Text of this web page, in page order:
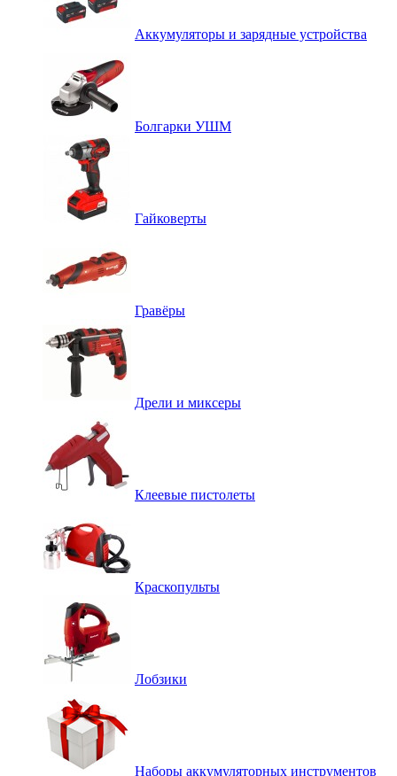
Аккумуляторы и зарядные устройства
Болгарки УШМ
Гайковерты
Гравёры
Дрели и миксеры
Клеевые пистолеты
Краскопульты
Лобзики
Наборы аккумуляторных инструментов